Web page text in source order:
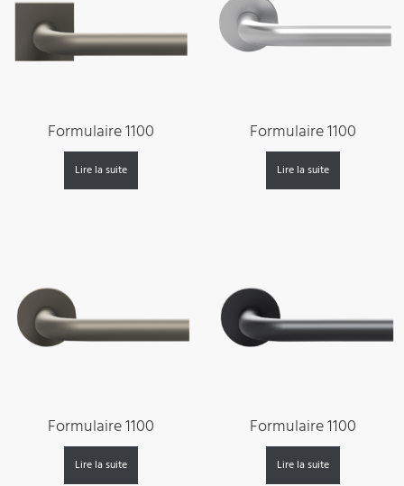
Formulaire 1100
Lire la suite
Formulaire 1100
Lire la suite
Formulaire 1100
Lire la suite
Formulaire 1100
Lire la suite